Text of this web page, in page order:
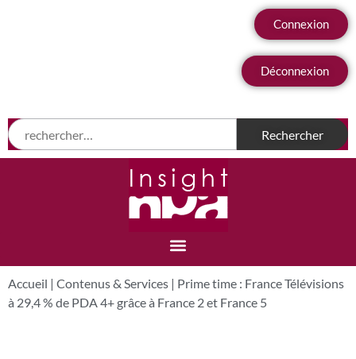
Connexion
Déconnexion
Accueil | Contenus & Services | Prime time : France Télévisions
à 29,4 % de PDA 4+ grâce à France 2 et France 5